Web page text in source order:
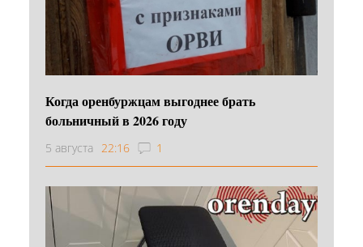
Когда оренбуржцам выгоднее брать
больничный в 2026 году
5 августа 22:16 1